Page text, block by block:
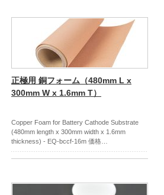
正極用 銅フォーム（480mm L x
300mm W x 1.6mm T）
Copper Foam for Battery Cathode Substrate
(480mm length x 300mm width x 1.6mm
thickness) - EQ-bccf-16m 価格…